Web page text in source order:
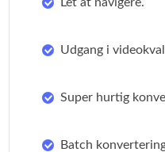
Udgang i
Super hurtig
Batch